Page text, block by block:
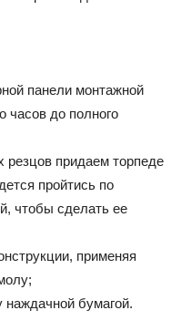
панели монтажной
часов до полного
резцов придаем торпеде
пройтись по
чтобы сделать ее
применяя
наждачной бумагой.